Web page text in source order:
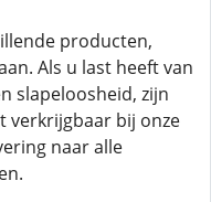
producten,
Als u last heeft van
slapeloosheid, zijn
verkrijgbaar bij onze
naar alle